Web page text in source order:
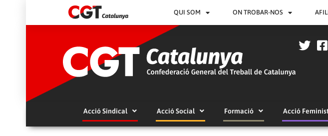
QUI SOM ON TROBAR-NOS
Acció Sindical Acció Social Formació Acció